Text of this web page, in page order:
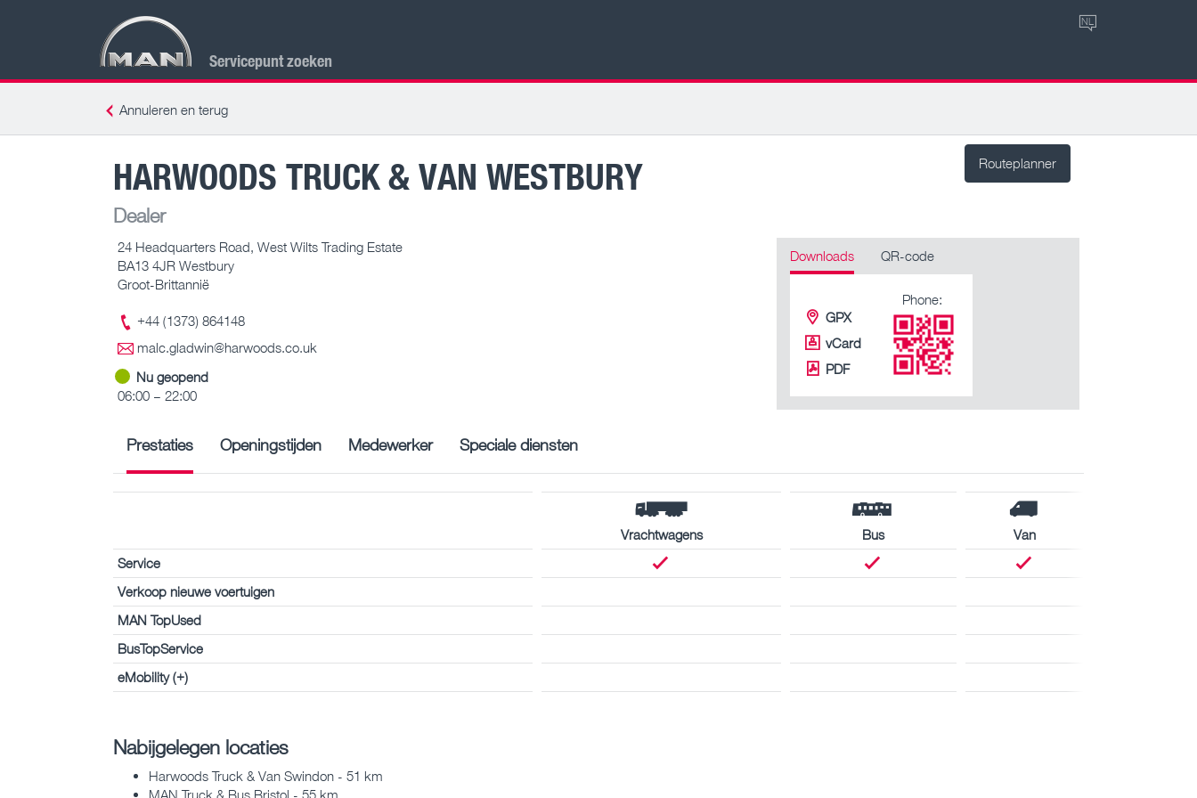
Servicepunt zoeken
NL
Annuleren en terug
Routeplanner
HARWOODS TRUCK & VAN WESTBURY
Dealer
24 Headquarters Road, West Wilts Trading Estate
BA13 4JR Westbury
Groot-Brittannië
+44 (1373) 864148
malc.gladwin@harwoods.co.uk
Nu geopend
06:00 – 22:00
Downloads QR-code
GPX
vCard
PDF
Phone:
Prestaties Openingstijden Medewerker Speciale diensten
Vrachtwagens Bus
Van
Service
Verkoop nieuwe voertuigen
MAN TopUsed
BusTopService
eMobility (+)
Nabijgelegen locaties
Harwoods Truck & Van Swindon - 51 km
MAN Truck & Bus Bristol - 55 km